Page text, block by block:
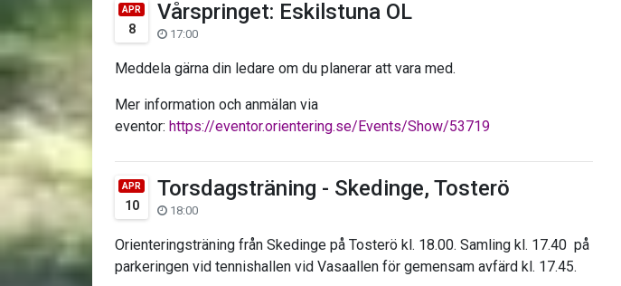
APR
8
Vårspringet: Eskilstuna OL
17:00
Meddela gärna din ledare om du planerar att vara med.
Mer information och anmälan via
eventor: https://eventor.orientering.se/Events/Show/53719
APR
10
Torsdagsträning - Skedinge, Tosterö
18:00
Orienteringsträning från Skedinge på Tosterö kl. 18.00. Samling kl. 17.40 på
parkeringen vid tennishallen vid Vasaallen för gemensam avfärd kl. 17.45.